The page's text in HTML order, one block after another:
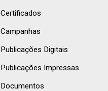
Certificados
Campanhas
Publicações Digitais
Publicações Impressas
Documentos